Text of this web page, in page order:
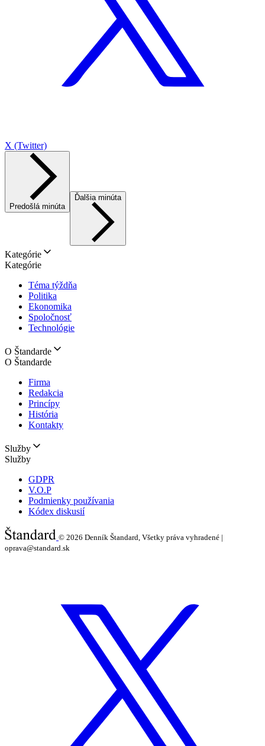
X (Twitter)
Predošlá minúta
Ďalšia minúta
Kategórie
Kategórie
Téma týždňa
Politika
Ekonomika
Spoločnosť
Technológie
O Štandarde
O Štandarde
Firma
Redakcia
Princípy
História
Kontakty
Služby
Služby
GDPR
V.O.P
Podmienky používania
Kódex diskusií
© 2026 Denník Štandard, Všetky práva vyhradené |
oprava@standard.sk